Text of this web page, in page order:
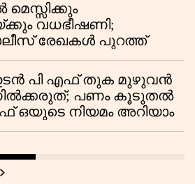
മെസ്സിക്കും
വധഭീഷണി;
രേഖകൾ പുറത്ത്
ഉടൻ പി എഫ് തുക മുഴുവൻ
നിൽക്കരുത്; പണം കൂടുതൽ
ഒയുടെ നിയമം അറിയാം